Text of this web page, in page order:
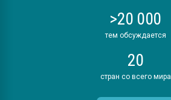
>20 000
тем обсуждается
20
стран со всего мира